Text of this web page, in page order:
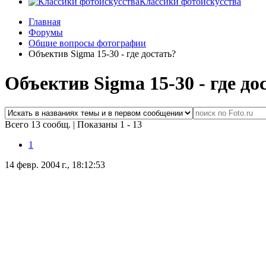
Главная
Форумы
Общие вопросы фотографии
Объектив Sigma 15-30 - где достать?
Объектив Sigma 15-30 - где
Всего 13 сообщ. | Показаны 1 - 13
1
14 февр. 2004 г., 18:12:53